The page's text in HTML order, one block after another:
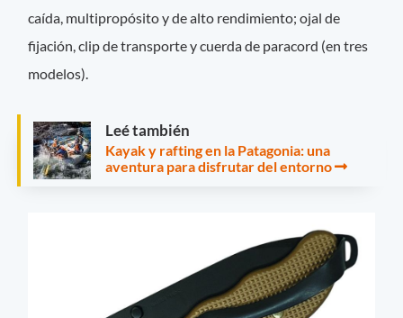
caída, multipropósito y de alto rendimiento; ojal de
fijación, clip de transporte y cuerda de paracord (en tres
modelos).
Leé también
Kayak y rafting en la Patagonia: una
aventura para disfrutar del entorno